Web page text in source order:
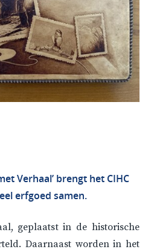
Verhaal’ brengt het CIHC
erfgoed samen.
geplaatst in de historische
Daarnaast worden in het